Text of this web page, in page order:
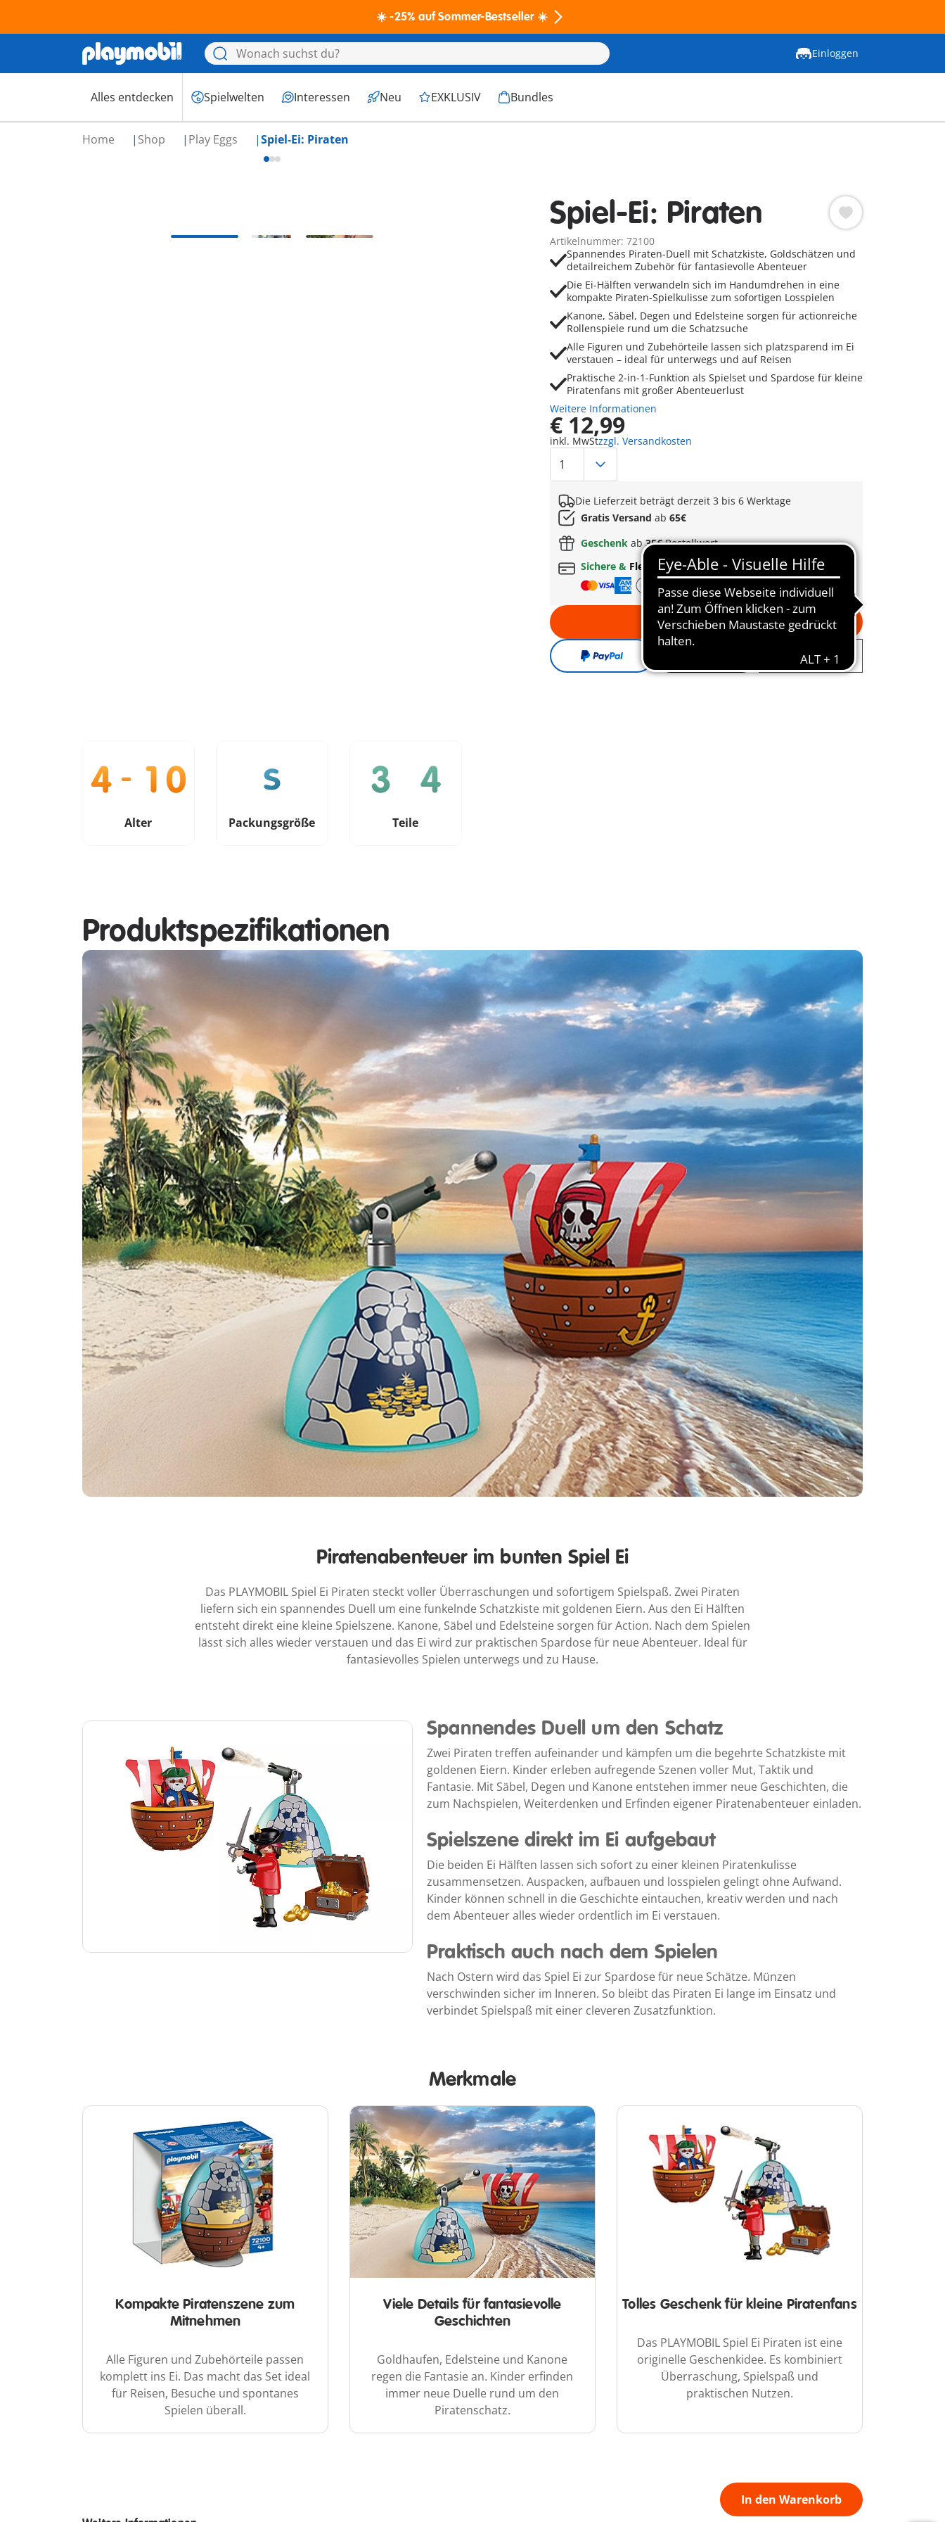
☀️ -25% auf Sommer-Bestseller ☀️
Einloggen
Alles entdecken Spielwelten Interessen Neu EXKLUSIV Bundles
Home Shop Play Eggs Spiel-Ei: Piraten
Spiel-Ei: Piraten
Artikelnummer: 72100
Spannendes Piraten-Duell mit Schatzkiste, Goldschätzen und
detailreichem Zubehör für fantasievolle Abenteuer
Die Ei-Hälften verwandeln sich im Handumdrehen in eine
kompakte Piraten-Spielkulisse zum sofortigen Losspielen
Kanone, Säbel, Degen und Edelsteine sorgen für actionreiche
Rollenspiele rund um die Schatzsuche
Alle Figuren und Zubehörteile lassen sich platzsparend im Ei
verstauen – ideal für unterwegs und auf Reisen
Praktische 2-in-1-Funktion als Spielset und Spardose für kleine
Piratenfans mit großer Abenteuerlust
Weitere Informationen
€ 12,99
inkl. MwStzzgl. Versandkosten
Die Lieferzeit beträgt derzeit 3 bis 6 Werktage
Gratis Versand ab 65€
Geschenk ab35€Bestellwert
Sichere & Flexible Zahlung | Schnelle Lieferung
In den Warenkorb
Alter Packungsgröße Teile
Produktspezifikationen
Piratenabenteuer im bunten Spiel Ei
Das PLAYMOBIL Spiel Ei Piraten steckt voller Überraschungen und sofortigem Spielspaß. Zwei Piraten
liefern sich ein spannendes Duell um eine funkelnde Schatzkiste mit goldenen Eiern. Aus den Ei Hälften
entsteht direkt eine kleine Spielszene. Kanone, Säbel und Edelsteine sorgen für Action. Nach dem Spielen
lässt sich alles wieder verstauen und das Ei wird zur praktischen Spardose für neue Abenteuer. Ideal für
fantasievolles Spielen unterwegs und zu Hause.
Spannendes Duell um den Schatz
Zwei Piraten treffen aufeinander und kämpfen um die begehrte Schatzkiste mit
goldenen Eiern. Kinder erleben aufregende Szenen voller Mut, Taktik und
Fantasie. Mit Säbel, Degen und Kanone entstehen immer neue Geschichten, die
zum Nachspielen, Weiterdenken und Erfinden eigener Piratenabenteuer einladen.
Spielszene direkt im Ei aufgebaut
Die beiden Ei Hälften lassen sich sofort zu einer kleinen Piratenkulisse
zusammensetzen. Auspacken, aufbauen und losspielen gelingt ohne Aufwand.
Kinder können schnell in die Geschichte eintauchen, kreativ werden und nach
dem Abenteuer alles wieder ordentlich im Ei verstauen.
Praktisch auch nach dem Spielen
Nach Ostern wird das Spiel Ei zur Spardose für neue Schätze. Münzen
verschwinden sicher im Inneren. So bleibt das Piraten Ei lange im Einsatz und
verbindet Spielspaß mit einer cleveren Zusatzfunktion.
Merkmale
Kompakte Piratenszene zum
Mitnehmen
Alle Figuren und Zubehörteile passen
komplett ins Ei. Das macht das Set ideal
für Reisen, Besuche und spontanes
Spielen überall.
Viele Details für fantasievolle
Geschichten
Goldhaufen, Edelsteine und Kanone
regen die Fantasie an. Kinder erfinden
immer neue Duelle rund um den
Piratenschatz.
Tolles Geschenk für kleine Piratenfans
Das PLAYMOBIL Spiel Ei Piraten ist eine
originelle Geschenkidee. Es kombiniert
Überraschung, Spielspaß und
praktischen Nutzen.
In den Warenkorb